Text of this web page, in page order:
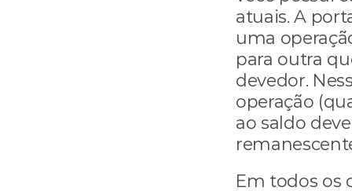
atuais. A
uma
para outra
devedor.
operação
ao saldo
Em todos os